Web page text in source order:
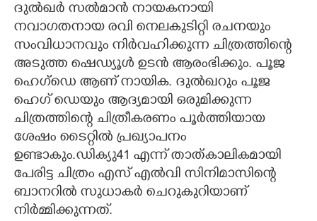
CARTOONS
LITERATURE
ദുൽഖർ സൽമാൻ നായകനായി
നവാഗതനായ രവി നെലകുടിറ്റി രചനയും
സംവിധാനവും നിർവഹിക്കുന്ന ചിത്രത്തിന്റെ
അടുത്ത ഷെഡ്യൂൾ ഉടൻ ആരംഭിക്കും. പൂജ
ഹെഗ്ഡെ ആണ് നായിക. ദുൽഖറും പൂജ
ഹെഗ് ഡെയും ആദ്യമായി ഒരുമിക്കുന്ന
ചിത്രത്തിന്റെ ചിത്രീകരണം പൂർത്തിയായ
ശേഷം ടൈറ്റിൽ പ്രഖ്യാപനം
ഉണ്ടാകും.ഡിക്യു41 എന്ന് താത്കാലികമായി
പേരിട്ട ചിത്രം എസ് എൽവി സിനിമാസിന്റെ
ബാനറിൽ സുധാകർ ചെറുകുറിയാണ്
നിർമ്മിക്കുന്നത്.